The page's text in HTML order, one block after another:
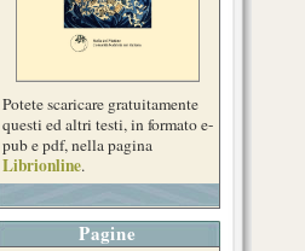
Potete scaricare gratuitamente
questi ed altri testi, in formato e-
pub e pdf, nella pagina
Librionline.
Pagine